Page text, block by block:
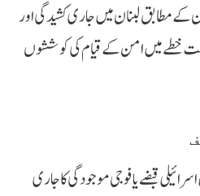
مطابق لبنان میں جاری کشیدگی اور
خطے میں امن کے قیام کی کوششوں
قبضے یا فوجی موجودگی کا جاری